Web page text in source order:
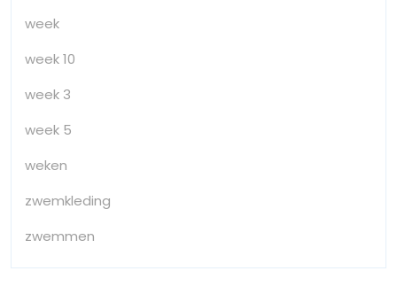
week
week 10
week 3
week 5
weken
zwemkleding
zwemmen